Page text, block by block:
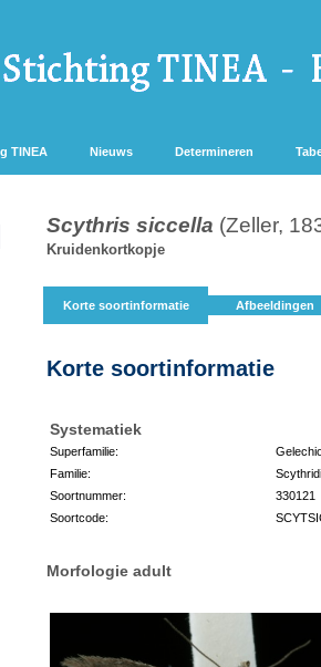
TINEA Nieuws Determineren
Scythris siccella (Zeller,
Kruidenkortkopje
Korte soortinformatie Afbeeldingen
Korte soortinformatie
Systematiek
Superfamilie:
Familie:
Soortnummer:
330121
Soortcode:
Morfologie adult